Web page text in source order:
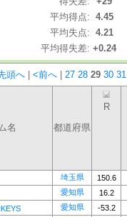
平均得点: 4.45
平均失点: 4.21
平均得失差: +0.24
頭へ <前へ 27 28 29 30 31
名 都道府県
R
埼玉県
150.6
愛知県
16.2
愛知県
-53.2